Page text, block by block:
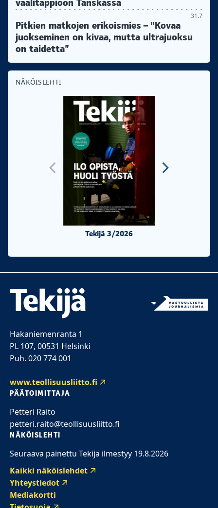
vaalitappioon Tanskassa
31.7
Pitkien matkojen erikoismies – ”Kovaa
juokseminen on kivaa, mutta ultrajuoksu
on taidetta”
NÄKÖISLEHTI
Tekijä 3/2026
Hakaniemenranta 1
PL 107, 00531 Helsinki
Puh. 020 774 001
www.teollisuusliitto.fi
PÄÄTOIMITTAJA
Petteri Raito
petteri.raito@teollisuusliitto.fi
NÄKÖISLEHTI
Seuraava painettu Tekijä ilmestyy 19.8.2026
Kaikki näköislehdet
Yhteystiedot
Mediakortti